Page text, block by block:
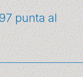
punta al